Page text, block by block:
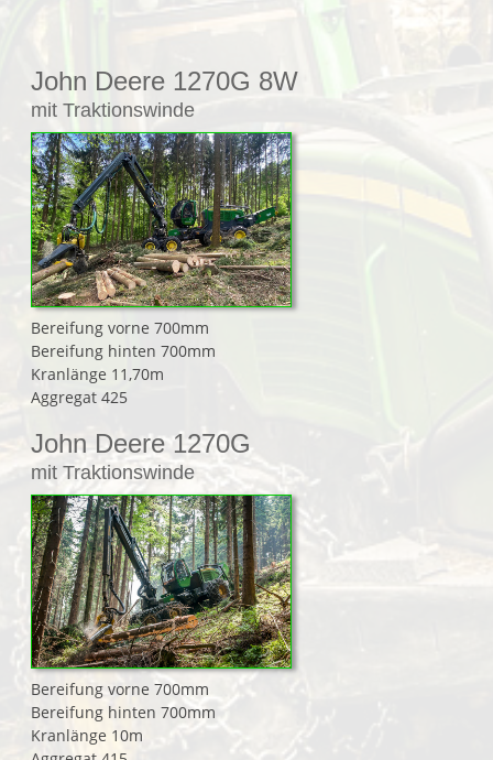
John Deere 1270G 8W
mit Traktionswinde
Bereifung vorne 700mm
Bereifung hinten 700mm
Kranlänge 11,70m
Aggregat 425
John Deere 1270G
mit Traktionswinde
Bereifung vorne 700mm
Bereifung hinten 700mm
Kranlänge 10m